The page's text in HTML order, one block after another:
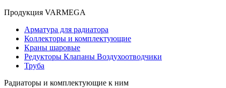
Продукция VARMEGA
Арматура для радиатора
Коллекторы и комплектующие
Краны шаровые
Редукторы Клапаны Воздухоотводчики
Труба
Радиаторы и комплектующие к ним